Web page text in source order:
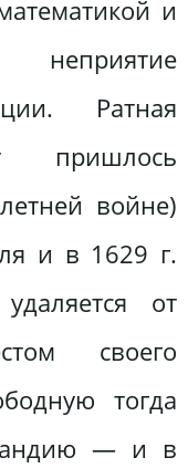
и
Ратная
пришлось
войне)
и в 1629 г.
от
своего
тогда
— и в